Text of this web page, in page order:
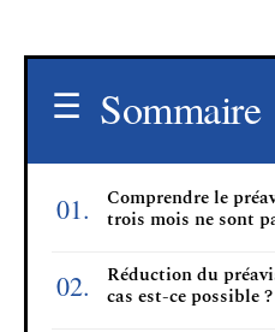
Sommaire
Comprendre le
trois mois ne sont
Réduction du
cas est-ce possible ?